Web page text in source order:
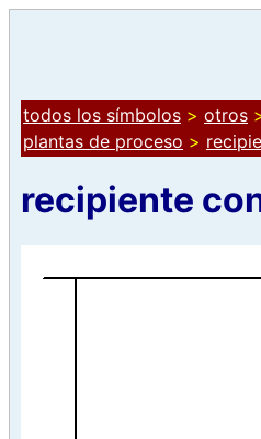
todos los símbolos > otros
plantas de proceso >
recipiente